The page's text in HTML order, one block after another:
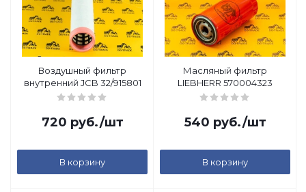
Воздушный фильтр
внутренний JCB 32/915801
720 руб./шт
В корзину
Масляный фильтр
LIEBHERR 570004323
540 руб./шт
В корзину